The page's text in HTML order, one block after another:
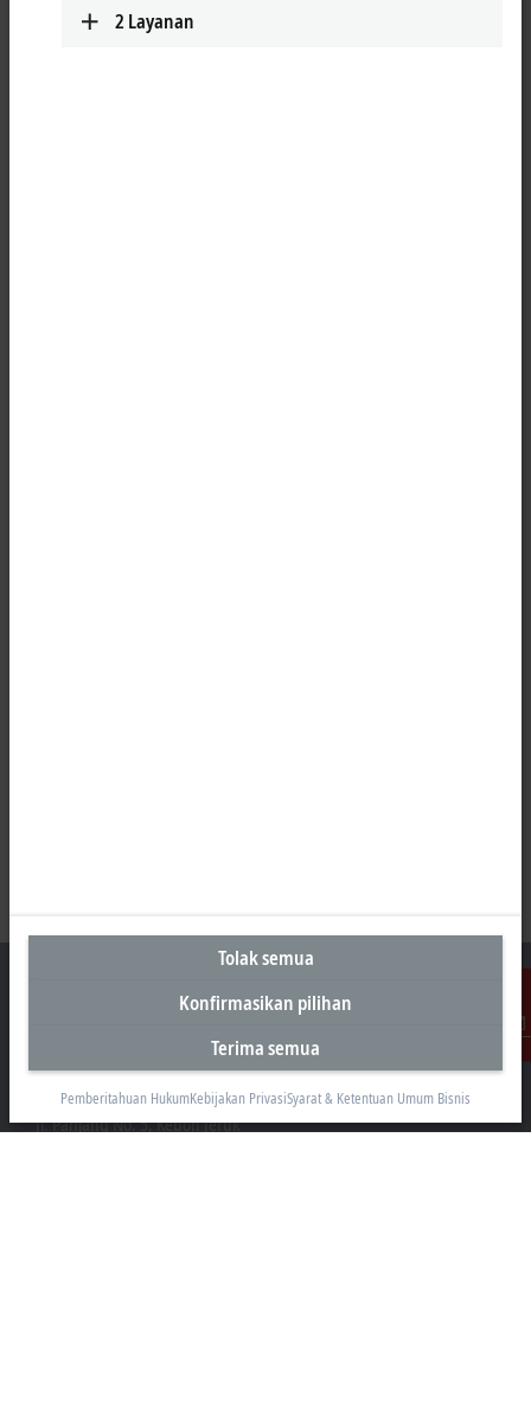
Kantor Perwakilan Indonesia
AKR Tower 21st Floor, Unit C - D
Jl. Panjang No. 5, Kebon Jeruk
2 Layanan
Tolak semua
Konfirmasikan pilihan
Terima semua
Pemberitahuan HukumKebijakan PrivasiSyarat & Ketentuan Umum Bisnis